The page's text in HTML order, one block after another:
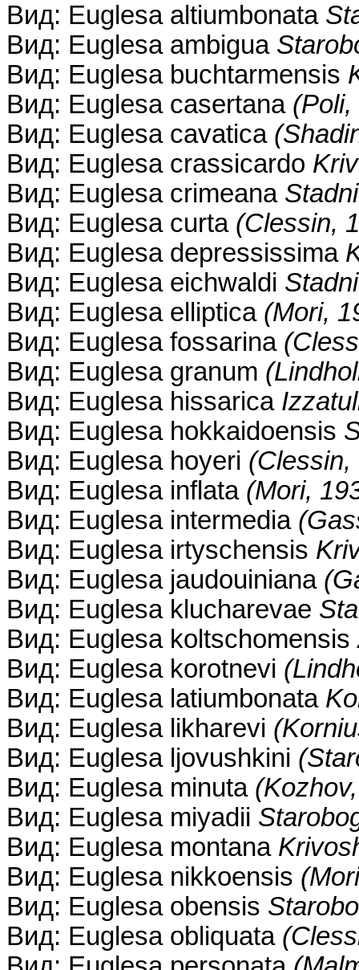
Вид: Euglesa altiumbonata
Вид: Euglesa ambigua
Вид: Euglesa buchtarmensis
Вид: Euglesa casertana (Poli,
Вид: Euglesa cavatica
Вид: Euglesa crassicardo
Вид: Euglesa crimeana
Вид: Euglesa curta (Clessin,
Вид: Euglesa depressissima
Вид: Euglesa eichwaldi
Вид: Euglesa elliptica (Mori,
Вид: Euglesa fossarina
Вид: Euglesa granum
Вид: Euglesa hissarica
Вид: Euglesa hokkaidoensis
Вид: Euglesa hoyeri (Clessin,
Вид: Euglesa inflata (Mori,
Вид: Euglesa intermedia
Вид: Euglesa irtyschensis
Вид: Euglesa jaudouiniana
Вид: Euglesa klucharevae
Вид: Euglesa koltschomensis
Вид: Euglesa korotnevi
Вид: Euglesa latiumbonata
Вид: Euglesa likharevi
Вид: Euglesa ljovushkini
Вид: Euglesa minuta
Вид: Euglesa miyadii
Вид: Euglesa montana
Вид: Euglesa nikkoensis
Вид: Euglesa obensis
Вид: Euglesa obliquata